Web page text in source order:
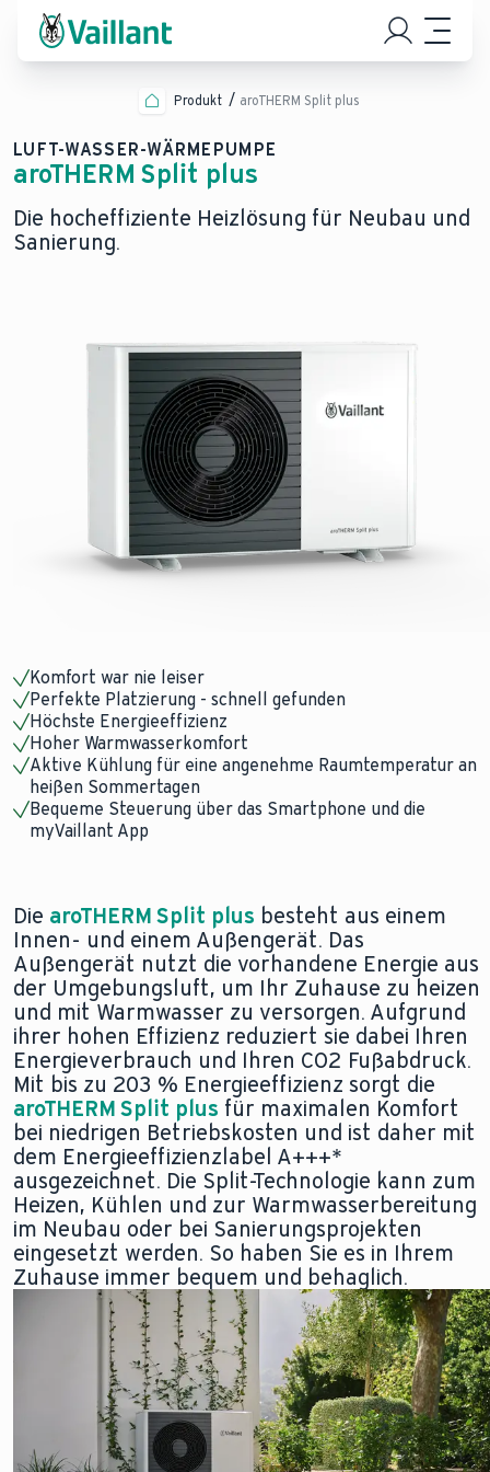
Produkt aroTHERM Split plus
LUFT-WASSER-WÄRMEPUMPE
aroTHERM Split plus
Die hocheffiziente Heizlösung für Neubau und
Sanierung.
Komfort war nie leiser
Perfekte Platzierung - schnell gefunden
Höchste Energieeffizienz
Hoher Warmwasserkomfort
Aktive Kühlung für eine angenehme Raumtemperatur an
heißen Sommertagen
Bequeme Steuerung über das Smartphone und die
myVaillant App
Die aroTHERM Split plus besteht aus einem
Innen- und einem Außengerät. Das
Außengerät nutzt die vorhandene Energie aus
der Umgebungsluft, um Ihr Zuhause zu heizen
und mit Warmwasser zu versorgen. Aufgrund
ihrer hohen Effizienz reduziert sie dabei Ihren
Energieverbrauch und Ihren CO2 Fußabdruck.
Mit bis zu 203 % Energieeffizienz sorgt die
aroTHERM Split plus für maximalen Komfort
bei niedrigen Betriebskosten und ist daher mit
dem Energieeffizienzlabel A+++*
ausgezeichnet. Die Split-Technologie kann zum
Heizen, Kühlen und zur Warmwasserbereitung
im Neubau oder bei Sanierungsprojekten
eingesetzt werden. So haben Sie es in Ihrem
Zuhause immer bequem und behaglich.